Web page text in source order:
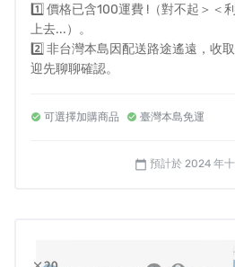
購編號、訂購人姓名、電話、發票
客服聯絡方式
DR.S KAMPO 官方LINE｜https://
DR.S KAMPO 官方網站｜
https://
1️⃣ 價格已含100運費 !（對不起＞＜
上去...）。
2️⃣ 非台灣本島因配送路途遙遠，收
迎先聊聊確認。
可選擇加購商品 臺灣本島免運
calendar_today 預計於 2024 年